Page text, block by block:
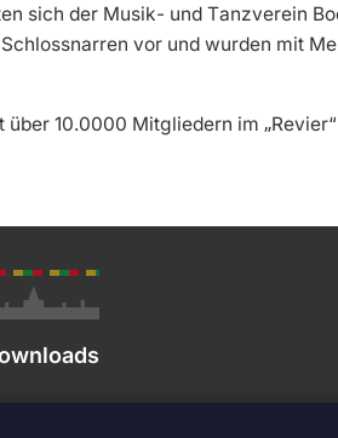
sich der Musik- und Tanzverein
vor und wurden mit
über 10.0000 Mitgliedern im